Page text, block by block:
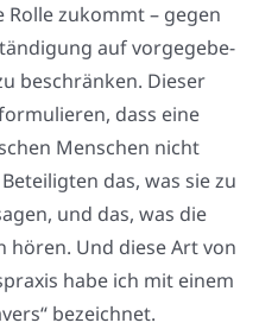
zukommt – gegen
auf vor­ge­ge­be­
beschrän­ken. Die­ser
dass eine
Men­schen nicht
das, was sie zu
und das, was die
hören. Und die­se Art von
habe ich mit einem
bezeich­net.